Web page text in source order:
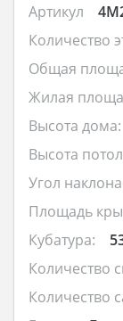
Артикул
Количество
Общая
Жилая
Высота дома:
Высота
Угол
Площадь
Кубатура:
Количество
Количество